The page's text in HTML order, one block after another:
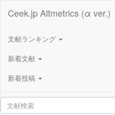
Ceek.jp Altmetrics (α ver.)
文献ランキング
新着文献
新着投稿